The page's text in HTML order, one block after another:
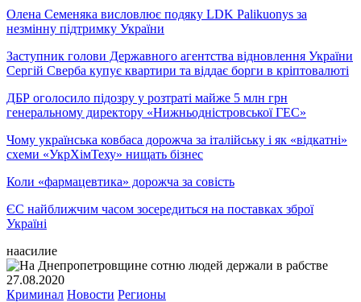
Олена Семеняка висловлює подяку LDK Palikuonys за
незмінну підтримку України
Заступник голови Державного агентства відновлення України
Сергій Сверба купує квартири та віддає борги в кріптовалюті
ДБР оголосило підозру у розтраті майже 5 млн грн
генеральному директору «Нижньодністровської ГЕС»
Чому українська ковбаса дорожча за італійську і як «відкатні»
схеми «УкрХімТеху» нищать бізнес
Коли «фармацевтика» дорожча за совість
ЄС найближчим часом зосередиться на поставках зброї
Україні
наасилие
27.08.2020
Криминал Новости Регионы